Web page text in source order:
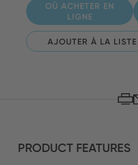
OÙ ACHETER EN
LIGNE
AJOUTER À LA
PRODUCT FEATURES